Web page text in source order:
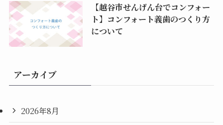
【越谷市せんげん台でコンフォー
ト】コンフォート義歯のつくり方
について
アーカイブ
2026年8月